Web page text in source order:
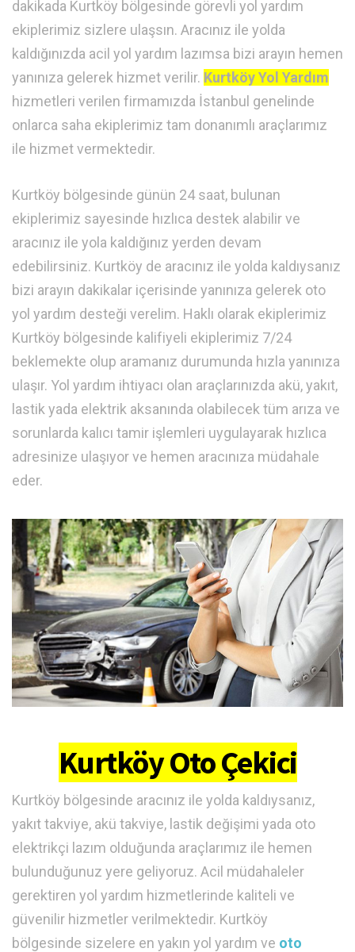
dakikada Kurtköy bölgesinde görevli yol yardım
ekiplerimiz sizlere ulaşsın. Aracınız ile yolda
kaldığınızda acil yol yardım lazımsa bizi arayın hemen
yanınıza gelerek hizmet verilir. Kurtköy Yol Yardım
hizmetleri verilen firmamızda İstanbul genelinde
onlarca saha ekiplerimiz tam donanımlı araçlarımız
ile hizmet vermektedir.
Kurtköy bölgesinde günün 24 saat, bulunan
ekiplerimiz sayesinde hızlıca destek alabilir ve
aracınız ile yola kaldığınız yerden devam
edebilirsiniz. Kurtköy de aracınız ile yolda kaldıysanız
bizi arayın dakikalar içerisinde yanınıza gelerek oto
yol yardım desteği verelim. Haklı olarak ekiplerimiz
Kurtköy bölgesinde kalifiyeli ekiplerimiz 7/24
beklemekte olup aramanız durumunda hızla yanınıza
ulaşır. Yol yardım ihtiyacı olan araçlarınızda akü, yakıt,
lastik yada elektrik aksanında olabilecek tüm arıza ve
sorunlarda kalıcı tamir işlemleri uygulayarak hızlıca
adresinize ulaşıyor ve hemen aracınıza müdahale
eder.
Kurtköy Oto Çekici
Kurtköy bölgesinde aracınız ile yolda kaldıysanız,
yakıt takviye, akü takviye, lastik değişimi yada oto
elektrikçi lazım olduğunda araçlarımız ile hemen
bulunduğunuz yere geliyoruz. Acil müdahaleler
gerektiren yol yardım hizmetlerinde kaliteli ve
güvenilir hizmetler verilmektedir. Kurtköy
bölgesinde sizelere en yakın yol yardım ve oto